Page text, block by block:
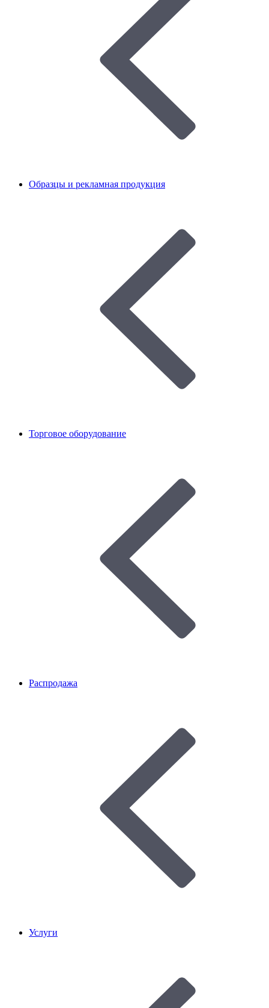
Образцы и рекламная продукция
Торговое оборудование
Распродажа
Услуги